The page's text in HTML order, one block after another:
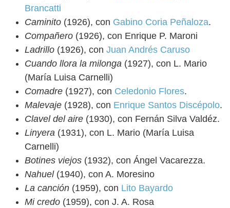
Brancatti
Caminito (1926), con Gabino Coria Peñaloza.
Compañero (1926), con Enrique P. Maroni
Ladrillo (1926), con Juan Andrés Caruso
Cuando llora la milonga (1927), con L. Mario
(María Luisa Carnelli)
Comadre (1927), con Celedonio Flores.
Malevaje (1928), con Enrique Santos Discépolo.
Clavel del aire (1930), con Fernán Silva Valdéz.
Linyera (1931), con L. Mario (María Luisa
Carnelli)
Botines viejos (1932), con Ángel Vacarezza.
Nahuel(1940), con A. Moresino
La canción (1959), con Lito Bayardo
Mi credo (1959), con J. A. Rosa